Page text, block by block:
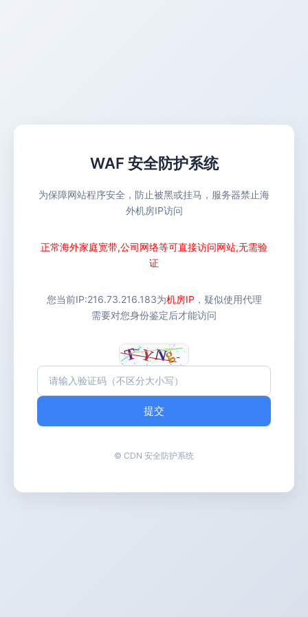
WAF 安全防护系统
为保障网站程序安全，防止被黑或挂马，服务器禁止海
外机房IP访问
正常海外家庭宽带,公司网络等可直接访问网站,无需验
证
您当前IP:216.73.216.183为机房IP ，疑似使用代理
需要对您身份鉴定后才能访问
提交
© CDN 安全防护系统